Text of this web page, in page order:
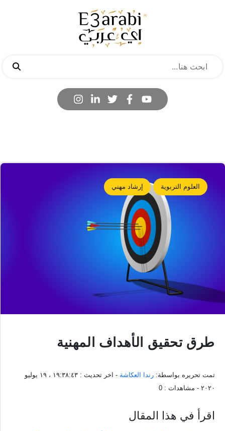
العلوم التربوية إرشاد مهني
طرق تحقيق الأهداف المهنية
تمت تحريره بواسطة: رندا العكاشة - اخر تحديث :
١٩:٣٨:٤٣ ، ١٩ يوليو
٢٠٢٠ - مشاهدات : 0
اقرأ في هذا المقال